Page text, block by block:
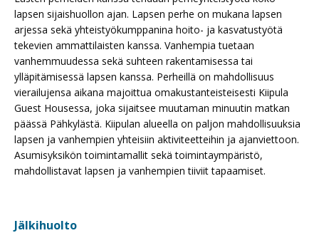
lapsen sijaishuollon ajan. Lapsen perhe on mukana lapsen
arjessa sekä yhteistyökumppanina hoito- ja kasvatustyötä
tekevien ammattilaisten kanssa. Vanhempia tuetaan
vanhemmuudessa sekä suhteen rakentamisessa tai
ylläpitämisessä lapsen kanssa. Perheillä on mahdollisuus
vierailujensa aikana majoittua omakustanteisteisesti Kiipula
Guest Housessa, joka sijaitsee muutaman minuutin matkan
päässä Pähkylästä. Kiipulan alueella on paljon mahdollisuuksia
lapsen ja vanhempien yhteisiin aktiviteetteihin ja ajanviettoon.
Asumisyksikön toimintamallit sekä toimintaympäristö,
mahdollistavat lapsen ja vanhempien tiiviit tapaamiset.
Jälkihuolto